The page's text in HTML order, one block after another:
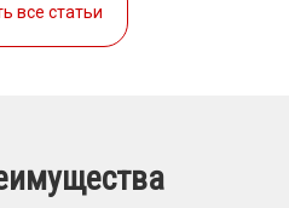
все статьи